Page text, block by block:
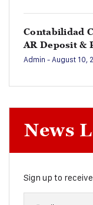
Contabilidad
AR Deposit &
Admin - August 10,
News
Sign up to